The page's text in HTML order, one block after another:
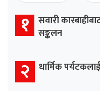
१ सवारी
सङ्कलन
२ धार्मिक